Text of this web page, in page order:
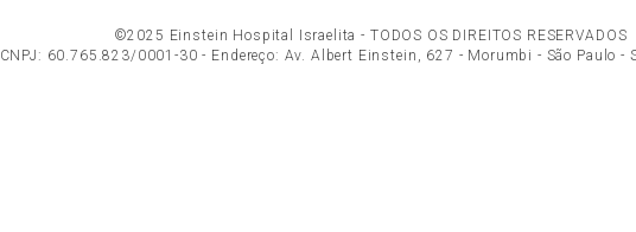
©2025 Einstein Hospital Israelita - TODOS OS DIREITOS RESERVADOS
CNPJ: 60.765.823/0001-30 - Endereço: Av. Albert Einstein, 627 - Morumbi - São Paulo -